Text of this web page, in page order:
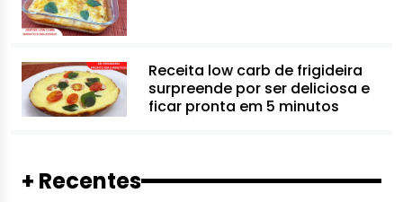
Receita low carb de frigideira
surpreende por ser deliciosa e
ficar pronta em 5 minutos
+ Recentes